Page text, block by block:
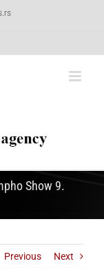
Show 9.
Previous Next